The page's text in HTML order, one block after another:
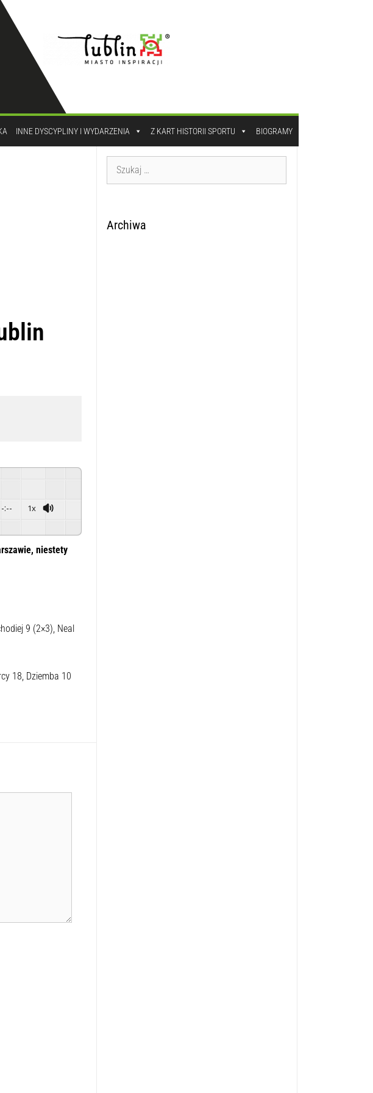
INNE DYSCYPLINY I WYDARZENIA Z KART HISTORII SPORTU BIOGRAMY
-:-- 1x
niestety
9 (2×3), Neal
18, Dziemba 10
Archiwa